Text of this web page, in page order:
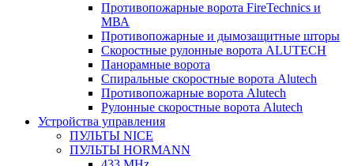
Противопожарные ворота FireTechnics и
МВА
Противопожарные и дымозащитные шторы
Скоростные рулонные ворота ALUTECH
Панорамные ворота
Спиральные скоростные ворота Alutech
Противопожарные ворота Alutech
Рулонные скоростные ворота Alutech
Устройства управления
ПУЛЬТЫ NICE
ПУЛЬТЫ HORMANN